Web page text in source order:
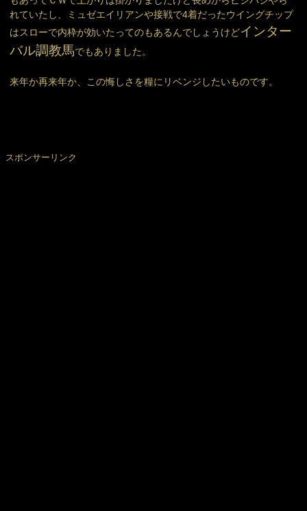
れていたし、ミュゼエイリアンや接戦で4着だったウイングチップ
はスローで内枠が効いたってのもあるんでしょうけどインター
バル調教馬でもありました。
来年か再来年か、この悔しさを糧にリベンジしたいものです。
スポンサーリンク